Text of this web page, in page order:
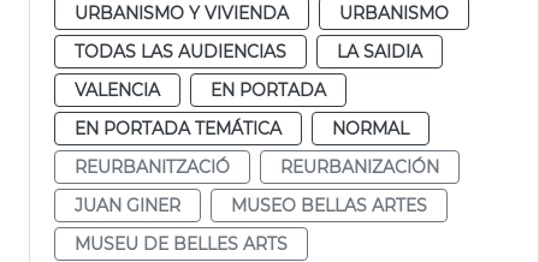
URBANISMO Y VIVIENDA
URBANISMO
TODAS LAS AUDIENCIAS
LA SAIDIA
VALENCIA
EN PORTADA
EN PORTADA TEMÁTICA
NORMAL
REURBANITZACIÓ
REURBANIZACIÓN
JUAN GINER
MUSEO BELLAS ARTES
MUSEU DE BELLES ARTS